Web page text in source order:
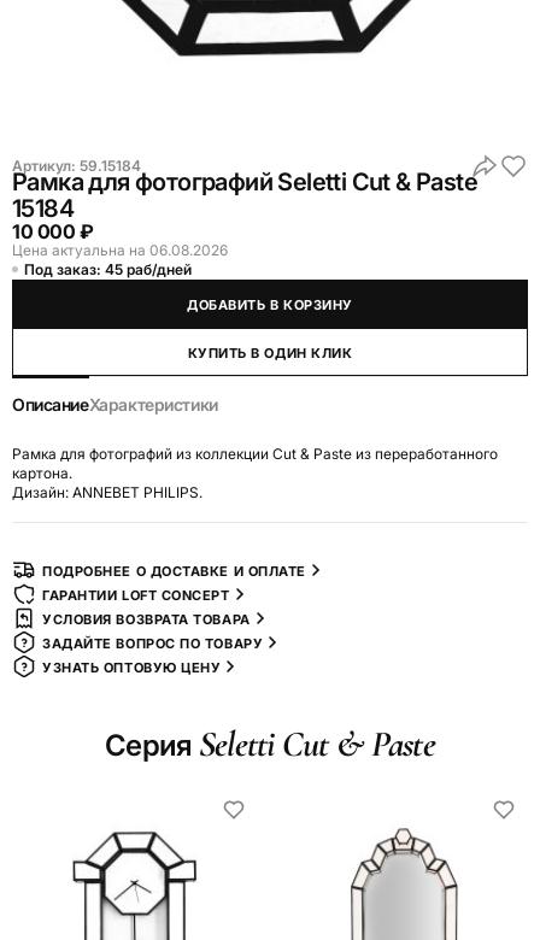
Артикул: 59.15184
Рамка для фотографий Seletti Cut & Paste
15184
10 000 ₽
Цена актуальна на 06.08.2026
Под заказ: 45 раб/дней
ДОБАВИТЬ В КОРЗИНУ
КУПИТЬ В ОДИН КЛИК
ОписаниеХарактеристики
Рамка для фотографий из коллекции Cut & Paste из переработанного
картона.
Дизайн: ANNEBET PHILIPS.
ПОДРОБНЕЕ О ДОСТАВКЕ И ОПЛАТЕ
ГАРАНТИИ LOFT CONCEPT
УСЛОВИЯ ВОЗВРАТА ТОВАРА
ЗАДАЙТЕ ВОПРОС ПО ТОВАРУ
УЗНАТЬ ОПТОВУЮ ЦЕНУ
Серия Seletti Cut & Paste